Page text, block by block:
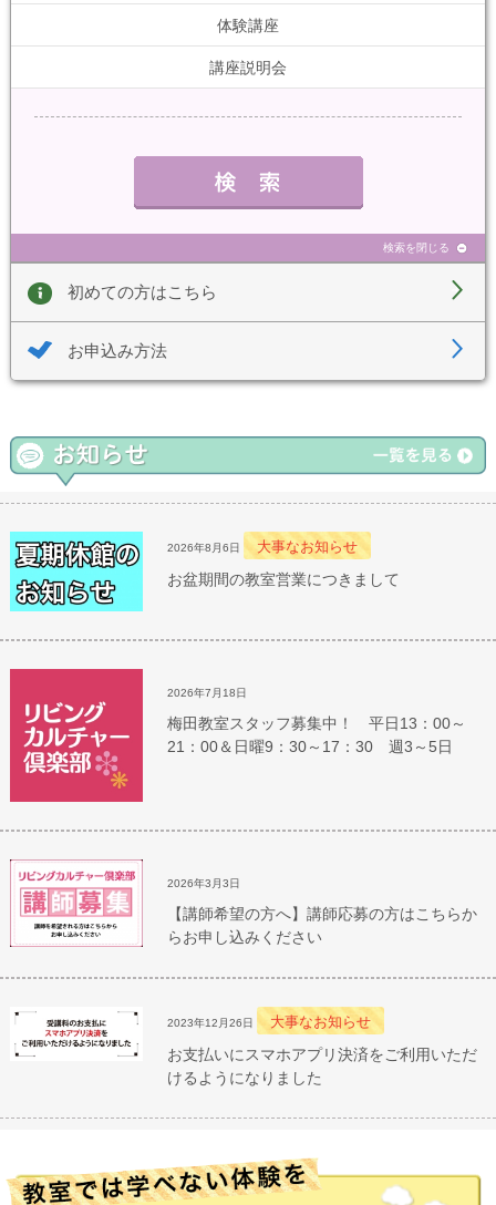
体験講座
講座説明会
検索を閉じる
初めての方はこちら
お申込み方法
2026年8月6日 大事なお知らせ
お盆期間の教室営業につきまして
2026年7月18日
梅田教室スタッフ募集中！ 平日13：00～
21：00＆日曜9：30～17：30 週3～5日
2026年3月3日
【講師希望の方へ】講師応募の方はこちらか
らお申し込みください
2023年12月26日 大事なお知らせ
お支払いにスマホアプリ決済をご利用いただ
けるようになりました